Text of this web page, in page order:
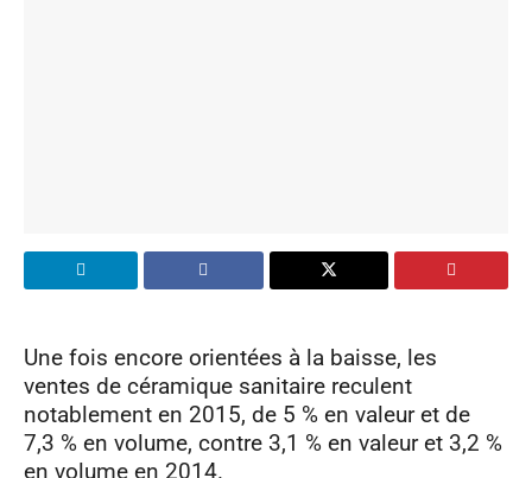
Une fois encore orientées à la baisse, les
ventes de céramique sanitaire reculent
notablement en 2015, de 5 % en valeur et de
7,3 % en volume, contre 3,1 % en valeur et 3,2 %
en volume en 2014.